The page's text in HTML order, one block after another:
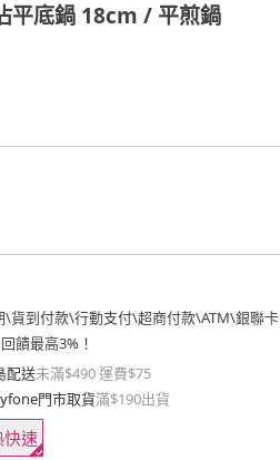
平底鍋 18cm / 平煎鍋
\貨到付款\行動支付\超商付款\ATM\銀聯卡
饋最高3%！
配送未滿$490 運費$75
門市取貨滿$190出貨
快速